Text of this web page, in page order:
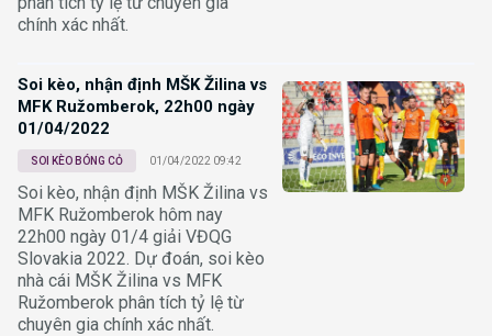
chính xác nhất.
Soi kèo, nhận định MŠK Žilina vs
MFK Ružomberok, 22h00 ngày
01/04/2022
SOI KÈO BÓNG CỎ 01/04/2022 09:42
Soi kèo, nhận định MŠK Žilina vs
MFK Ružomberok hôm nay
22h00 ngày 01/4 giải VĐQG
Slovakia 2022. Dự đoán, soi kèo
nhà cái MŠK Žilina vs MFK
Ružomberok phân tích tỷ lệ từ
chuyên gia chính xác nhất.